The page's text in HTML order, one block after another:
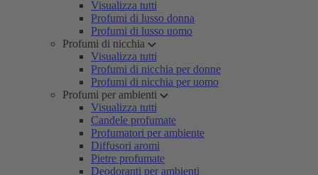
Visualizza tutti
Profumi di lusso donna
Profumi di lusso uomo
Profumi di nicchia
Visualizza tutti
Profumi di nicchia per donne
Profumi di nicchia per uomo
Profumi per ambienti
Visualizza tutti
Candele profumate
Profumatori per ambiente
Diffusori aromi
Pietre profumate
Deodoranti per ambienti